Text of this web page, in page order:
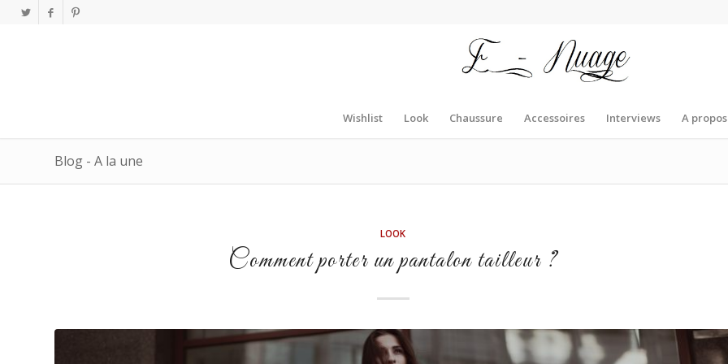
Wishlist Look Chaussure Accessoires Interviews A propos
Blog - A la une
LOOK
Comment porter un pantalon tailleur ?